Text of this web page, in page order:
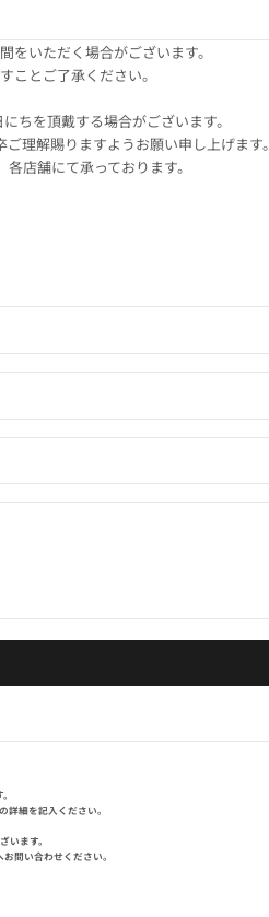
いただく場合がございます。
ことご了承ください。
ちを頂戴する場合がございます。
理解賜りますようお願い申し上げます。
店舗にて承っております。
細を記入ください。
います。
問い合わせください。